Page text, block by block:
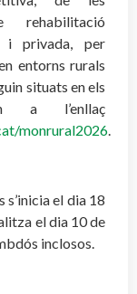
rehabilitació
i privada, per
entorns rurals
situats en els
a l’enllaç
monrural2026.
el dia 18
el dia 10 de
inclosos.